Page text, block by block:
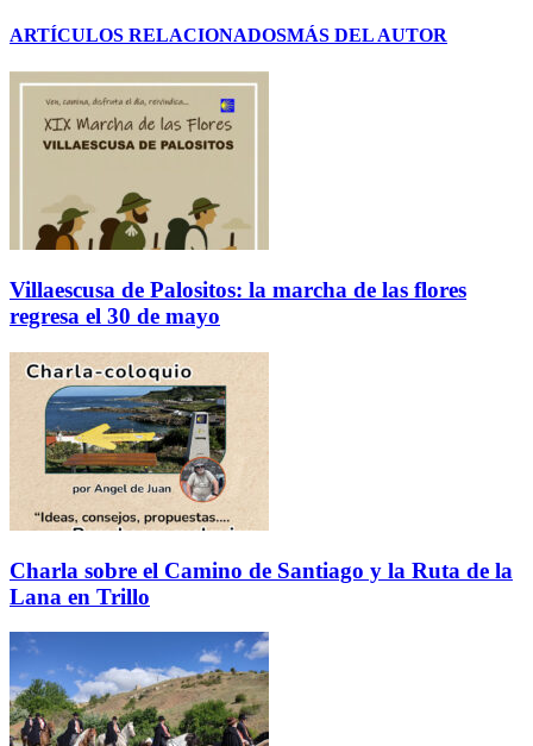
ARTÍCULOS RELACIONADOSMÁS DEL AUTOR
Villaescusa de Palositos: la marcha de las flores
regresa el 30 de mayo
Charla sobre el Camino de Santiago y la Ruta de la
Lana en Trillo